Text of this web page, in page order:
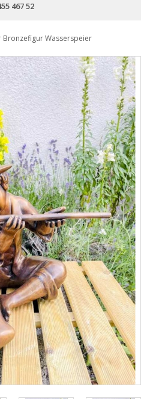
467 52
Bronzefigur Wasserspeier